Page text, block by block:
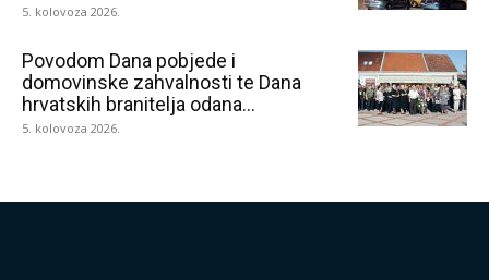
5. kolovoza 2026.
Povodom Dana pobjede i
domovinske zahvalnosti te Dana
hrvatskih branitelja odana...
5. kolovoza 2026.